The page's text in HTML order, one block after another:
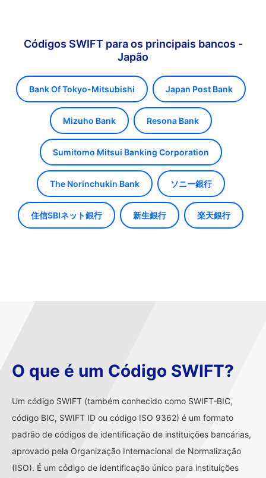
Códigos SWIFT para os principais bancos -
Japão
Bank Of Tokyo-Mitsubishi Japan Post Bank
Mizuho Bank Resona Bank
Sumitomo Mitsui Banking Corporation
The Norinchukin Bank ソニー銀行
住信SBIネット銀行 新生銀行 楽天銀行
O que é um Código SWIFT?
Um código SWIFT (também conhecido como SWIFT-BIC,
código BIC, SWIFT ID ou código ISO 9362) é um formato
padrão de códigos de identificação de instituições bancárias,
aprovado pela Organização Internacional de Normalização
(ISO). É um código de identificação único para instituições